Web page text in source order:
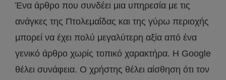
Ένα άρθρο που συνδέει μια υπηρεσία με τις
ανάγκες της Πτολεμαΐδας και της γύρω περιοχής
μπορεί να έχει πολύ μεγαλύτερη αξία από ένα
γενικό άρθρο χωρίς τοπικό χαρακτήρα. Η Google
θέλει συνάφεια. Ο χρήστης θέλει αίσθηση ότι τον